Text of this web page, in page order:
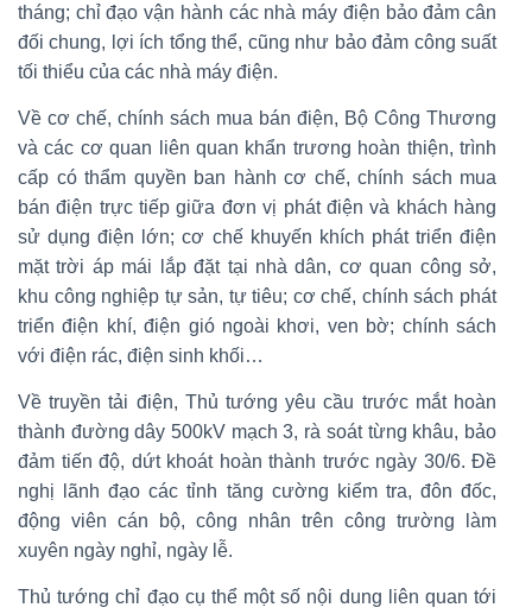
tháng; chỉ đạo vận hành các nhà máy điện bảo đảm cân
đối chung, lợi ích tổng thể, cũng như bảo đảm công suất
tối thiểu của các nhà máy điện.
Về cơ chế, chính sách mua bán điện, Bộ Công Thương
và các cơ quan liên quan khẩn trương hoàn thiện, trình
cấp có thẩm quyền ban hành cơ chế, chính sách mua
bán điện trực tiếp giữa đơn vị phát điện và khách hàng
sử dụng điện lớn; cơ chế khuyến khích phát triển điện
mặt trời áp mái lắp đặt tại nhà dân, cơ quan công sở,
khu công nghiệp tự sản, tự tiêu; cơ chế, chính sách phát
triển điện khí, điện gió ngoài khơi, ven bờ; chính sách
với điện rác, điện sinh khối…
Về truyền tải điện, Thủ tướng yêu cầu trước mắt hoàn
thành đường dây 500kV mạch 3, rà soát từng khâu, bảo
đảm tiến độ, dứt khoát hoàn thành trước ngày 30/6. Đề
nghị lãnh đạo các tỉnh tăng cường kiểm tra, đôn đốc,
động viên cán bộ, công nhân trên công trường làm
xuyên ngày nghỉ, ngày lễ.
Thủ tướng chỉ đạo cụ thể một số nội dung liên quan tới